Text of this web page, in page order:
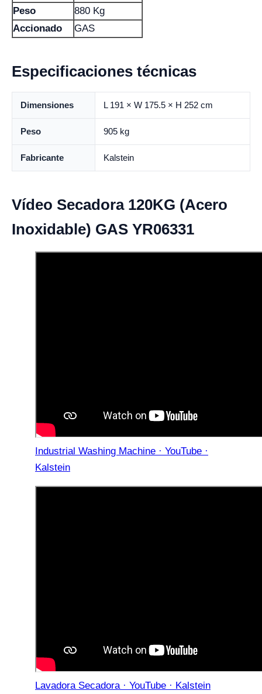
Peso
880 Kg
Accionado
GAS
Especificaciones técnicas
Dimensiones L 191 × W 175.5 × H 252 cm
Peso 905 kg
Fabricante Kalstein
Vídeo Secadora 120KG (Acero
Inoxidable) GAS YR06331
Industrial Washing Machine · YouTube ·
Kalstein
Lavadora Secadora · YouTube · Kalstein